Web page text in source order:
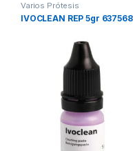
Varios Prótesis
IVOCLEAN REP 5gr 637568